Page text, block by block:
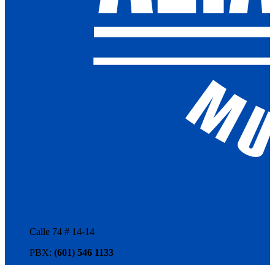
Calle 74 # 14-14
PBX: (601) 546 1133